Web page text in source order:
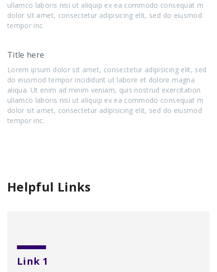
ullamco laboris nisi ut aliquip ex ea commodo consequat m
dolor sit amet, consectetur adipisicing elit, sed do eiusmod
tempor inc.
Title here
Lorem ipsum dolor sit amet, consectetur adipisicing elit, sed
do eiusmod tempor incididunt ut labore et dolore magna
aliqua. Ut enim ad minim veniam, quis nostrud exercitation
ullamco laboris nisi ut aliquip ex ea commodo consequat m
dolor sit amet, consectetur adipisicing elit, sed do eiusmod
tempor inc.
Helpful Links
Link 1